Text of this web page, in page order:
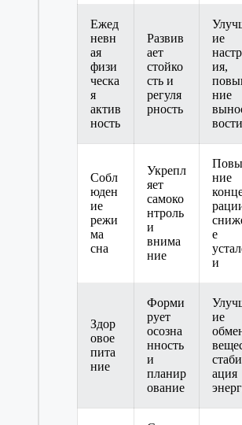
Ежед
невн
ая
физи
ческа
я
актив
ность
Развив
ает
стойко
сть и
регуля
рность
ие
ия,
ние
вости
Собл
юден
ие
режи
ма
сна
Укрепл
яет
самоко
нтроль
и
внима
ние
ние
е
и
Здор
овое
пита
ние
Форми
рует
осозна
нность
и
планир
ование
ие
ация